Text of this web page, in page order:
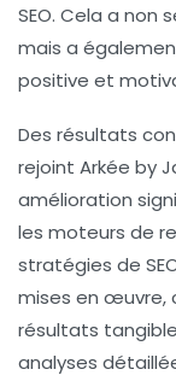
SEO. Cela a
mais a
positive et
Des résultats
rejoint Arkée by
amélioration
les moteurs de
stratégies de
mises en œuvre,
résultats
analyses